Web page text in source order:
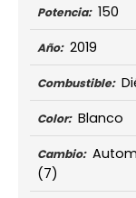
Potencia: 150
Año: 2019
Combustible:
Color: Blanco
Cambio:
(7)